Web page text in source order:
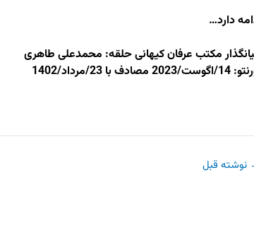
دارد…
مکتب عرفان کیهانی حلقه: محمدعلی طاهری
مصادف با 23/مرداد/1402
نوشته قبل